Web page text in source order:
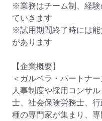
※業務はチーム制、経
ていきます
※試用期間終了時には
があります
【企業概要】
＜ガルベラ・パートナ
人事制度や採用コンサ
士、社会保険労務士、
種の専門家が集まり、